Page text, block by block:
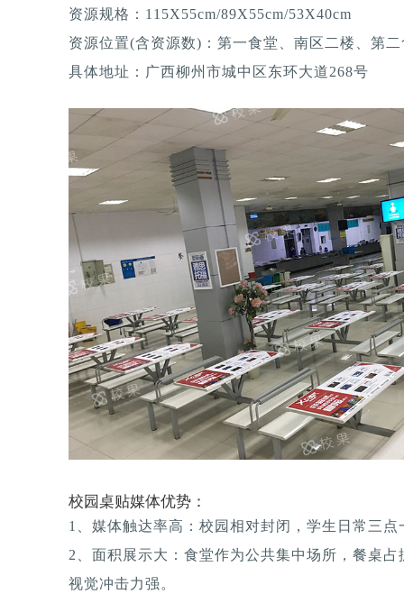
资源规格：115X55cm/89X55cm/53X40cm
资源位置(含资源数)：第一食堂、南区二楼、第
具体地址：广西柳州市城中区东环大道268号
校园桌贴媒体优势：
1、媒体触达率高：校园相对封闭，学生日常三
2、面积展示大：食堂作为公共集中场所，餐桌
视觉冲击力强。